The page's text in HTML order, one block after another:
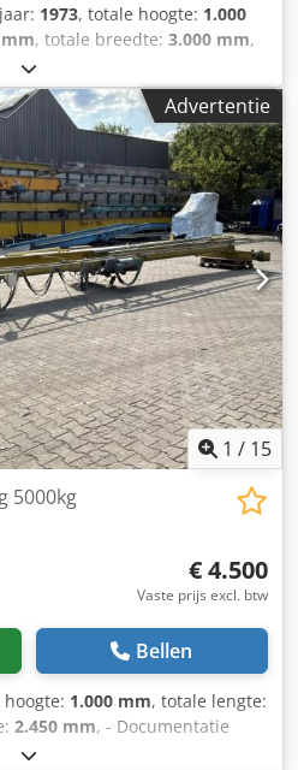
1973, totale hoogte: 1.000
, totale breedte: 3.000 mm,
2.500 kg - Bouwjaar: 1973 -
- CE certificaat aanwezig: Nee
[kg]: 6300 -
[mm]: 13500 -
Vaste kabel -
x 3000mm x 1000mm (l x
2500kg - Transportcolli [st.]:
Ag Sjrf BTW: De
BTW/marge: BTW
Levering en inruil altijd
sectoren Lukas van
Advertentie
1 / 15
5000kg
€ 4.500
Vaste prijs excl. btw
Bellen
1.000 mm, totale lengte:
2.450 mm, - Documentatie
aanwezig: Nee -